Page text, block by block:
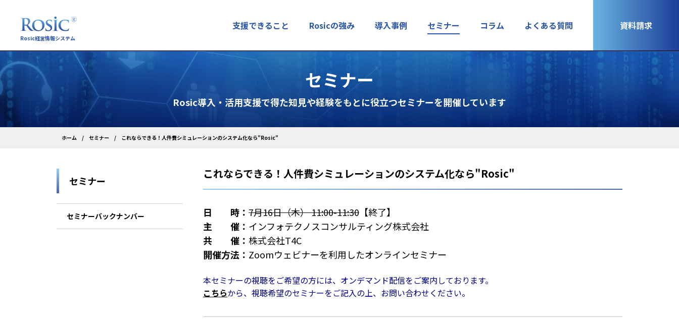
Rosic経営情報システム
支援できること Rosicの強み 導入事例 セミナー コラム よくある質問 資料請求
セミナー
Rosic導入・活用支援で得た知見や経験をもとに役立つセミナーを開催しています
ホーム セミナー これならできる！人件費シミュレーションのシステム化なら"Rosic"
セミナー
セミナーバックナンバー
これならできる！人件費シミュレーションのシステム化なら"Rosic"
日 時： 7月16日（木） 11:00-11:30 【終了】
主 催： インフォテクノスコンサルティング株式会社
共 催： 株式会社T4C
開催方法： Zoomウェビナーを利用したオンラインセミナー
本セミナーの視聴をご希望の方には、オンデマンド配信をご案内しております。
こちらから、視聴希望のセミナーをご記入の上、お問い合わせください。